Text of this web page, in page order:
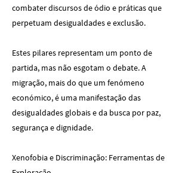
combater discursos de ódio e práticas que
perpetuam desigualdades e exclusão.
Estes pilares representam um ponto de
partida, mas não esgotam o debate. A
migração, mais do que um fenómeno
económico, é uma manifestação das
desigualdades globais e da busca por paz,
segurança e dignidade.
Xenofobia e Discriminação: Ferramentas de